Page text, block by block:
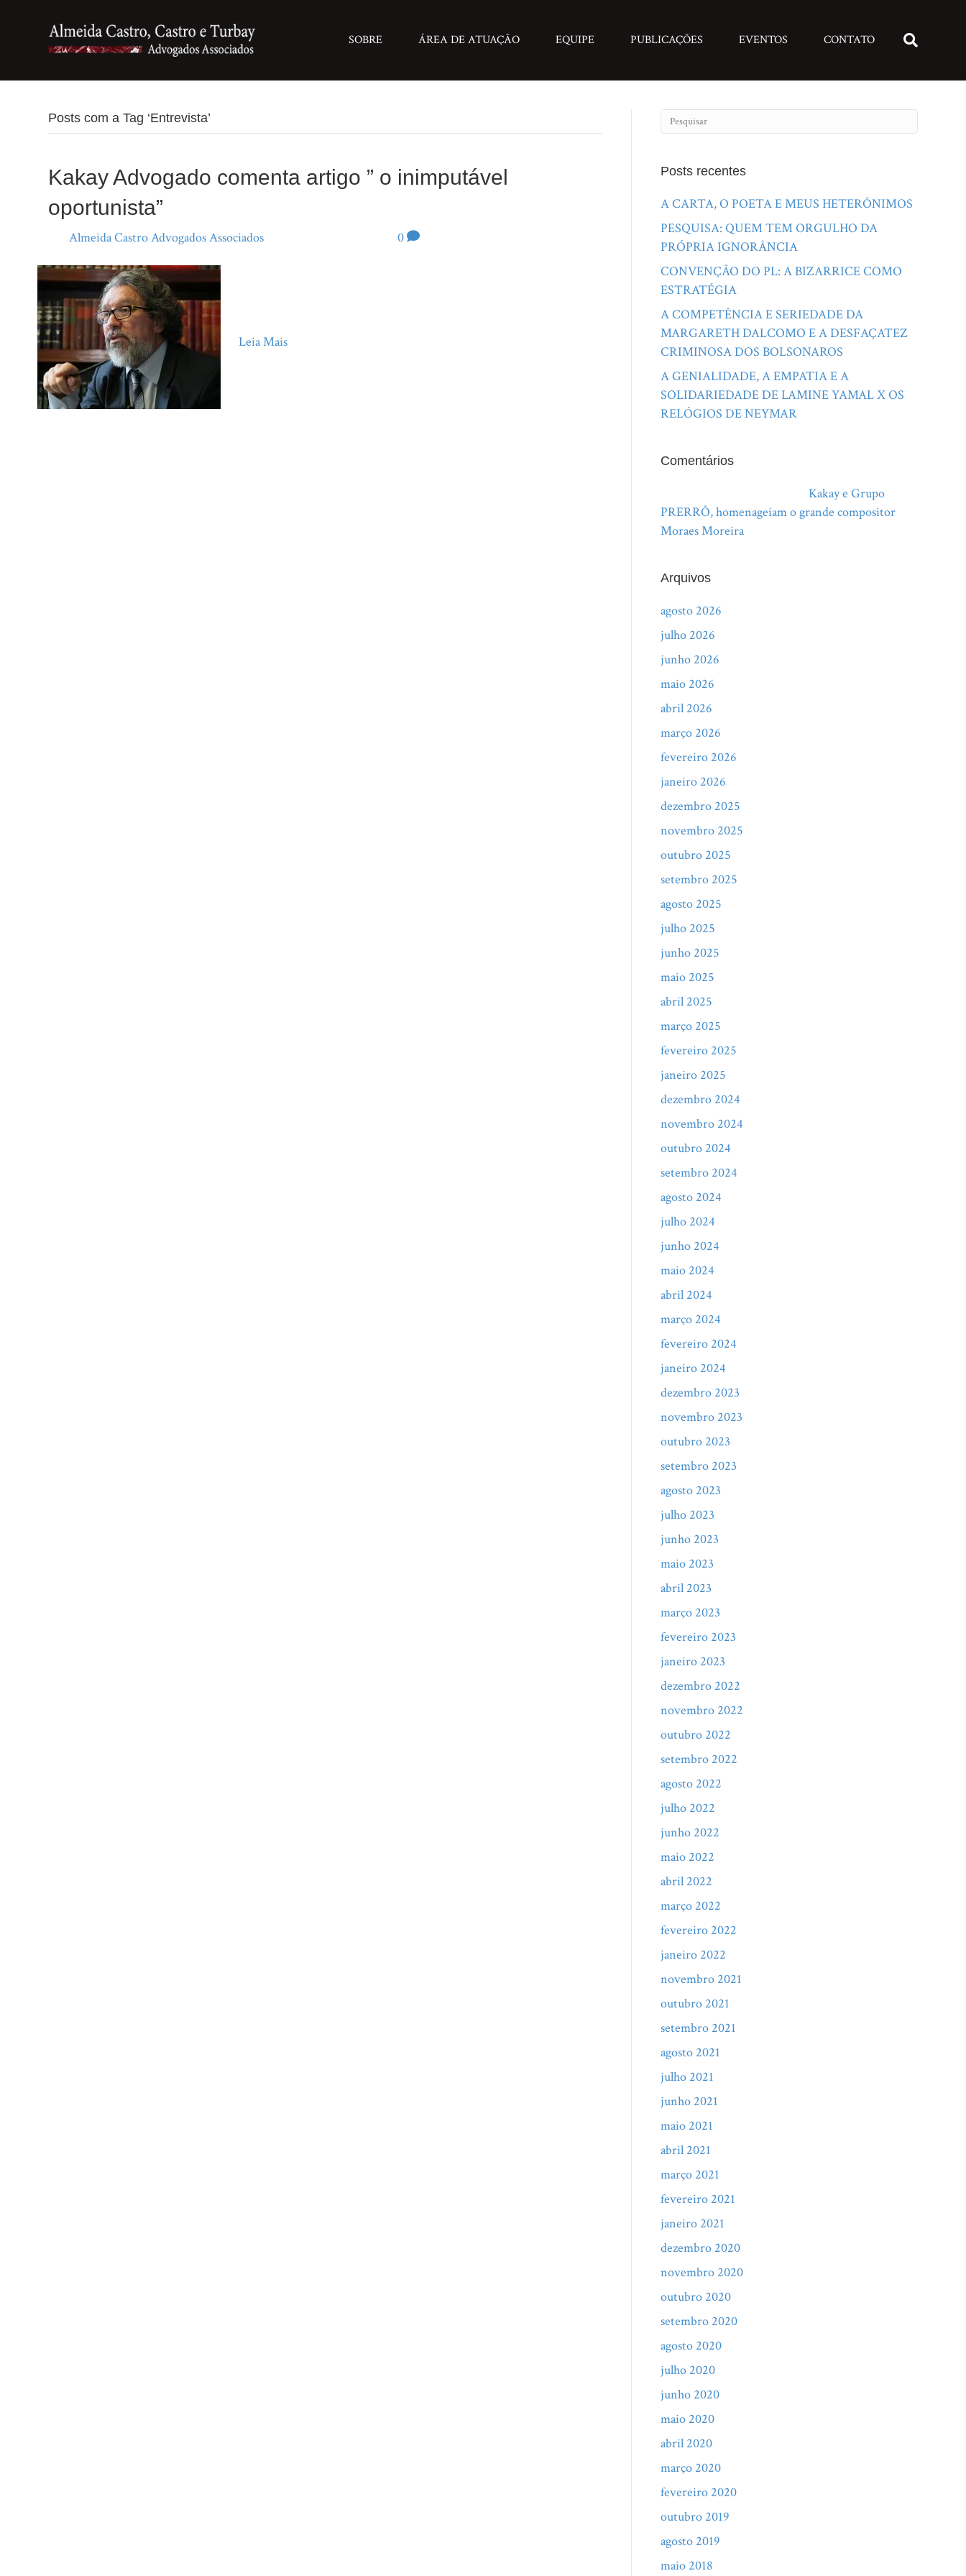
SOBRE ÁREA DE ATUAÇÃO EQUIPE PUBLICAÇÕES EVENTOS CONTATO
Posts com a Tag ‘Entrevista’
Kakay Advogado comenta artigo ” o inimputável
oportunista”
PorAlmeida Castro Advogados Associados 0
Leia Mais
Posts recentes
A CARTA, O POETA E MEUS HETERÔNIMOS
PESQUISA: QUEM TEM ORGULHO DA
PRÓPRIA IGNORÂNCIA
CONVENÇÃO DO PL: A BIZARRICE COMO
ESTRATÉGIA
A COMPETÊNCIA E SERIEDADE DA
MARGARETH DALCOMO E A DESFAÇATEZ
CRIMINOSA DOS BOLSONAROS
A GENIALIDADE, A EMPATIA E A
SOLIDARIEDADE DE LAMINE YAMAL X OS
RELÓGIOS DE NEYMAR
Comentários
Kakay e Grupo
PRERRÔ, homenageiam o grande compositor
Moraes Moreira
Arquivos
agosto 2026
julho 2026
junho 2026
maio 2026
abril 2026
março 2026
fevereiro 2026
janeiro 2026
dezembro 2025
novembro 2025
outubro 2025
setembro 2025
agosto 2025
julho 2025
junho 2025
maio 2025
abril 2025
março 2025
fevereiro 2025
janeiro 2025
dezembro 2024
novembro 2024
outubro 2024
setembro 2024
agosto 2024
julho 2024
junho 2024
maio 2024
abril 2024
março 2024
fevereiro 2024
janeiro 2024
dezembro 2023
novembro 2023
outubro 2023
setembro 2023
agosto 2023
julho 2023
junho 2023
maio 2023
abril 2023
março 2023
fevereiro 2023
janeiro 2023
dezembro 2022
novembro 2022
outubro 2022
setembro 2022
agosto 2022
julho 2022
junho 2022
maio 2022
abril 2022
março 2022
fevereiro 2022
janeiro 2022
novembro 2021
outubro 2021
setembro 2021
agosto 2021
julho 2021
junho 2021
maio 2021
abril 2021
março 2021
fevereiro 2021
janeiro 2021
dezembro 2020
novembro 2020
outubro 2020
setembro 2020
agosto 2020
julho 2020
junho 2020
maio 2020
abril 2020
março 2020
fevereiro 2020
outubro 2019
agosto 2019
maio 2018